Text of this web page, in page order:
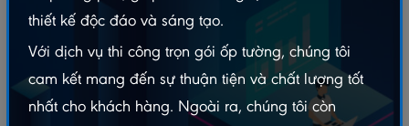
thiết kế độc đáo và sáng tạo.
Với dịch vụ thi công trọn gói ốp tường, chúng tôi
cam kết mang đến sự thuận tiện và chất lượng tốt
nhất cho khách hàng. Ngoài ra, chúng tôi còn